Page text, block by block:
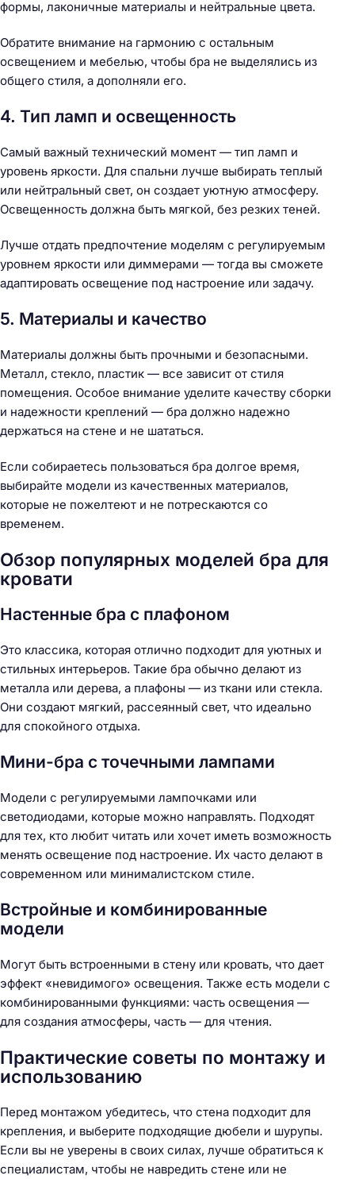
формы, лаконичные материалы и нейтральные цвета.
Обратите внимание на гармонию с остальным
освещением и мебелью, чтобы бра не выделялись из
общего стиля, а дополняли его.
4. Тип ламп и освещенность
Самый важный технический момент — тип ламп и
уровень яркости. Для спальни лучше выбирать теплый
или нейтральный свет, он создает уютную атмосферу.
Освещенность должна быть мягкой, без резких теней.
Лучше отдать предпочтение моделям с регулируемым
уровнем яркости или диммерами — тогда вы сможете
адаптировать освещение под настроение или задачу.
5. Материалы и качество
Материалы должны быть прочными и безопасными.
Металл, стекло, пластик — все зависит от стиля
помещения. Особое внимание уделите качеству сборки
и надежности креплений — бра должно надежно
держаться на стене и не шататься.
Если собираетесь пользоваться бра долгое время,
выбирайте модели из качественных материалов,
которые не пожелтеют и не потрескаются со
временем.
Обзор популярных моделей бра для
кровати
Настенные бра с плафоном
Это классика, которая отлично подходит для уютных и
стильных интерьеров. Такие бра обычно делают из
металла или дерева, а плафоны — из ткани или стекла.
Они создают мягкий, рассеянный свет, что идеально
для спокойного отдыха.
Мини-бра с точечными лампами
Модели с регулируемыми лампочками или
светодиодами, которые можно направлять. Подходят
для тех, кто любит читать или хочет иметь возможность
менять освещение под настроение. Их часто делают в
современном или минималистском стиле.
Встройные и комбинированные
модели
Могут быть встроенными в стену или кровать, что дает
эффект «невидимого» освещения. Также есть модели с
комбинированными функциями: часть освещения —
для создания атмосферы, часть — для чтения.
Практические советы по монтажу и
использованию
Перед монтажом убедитесь, что стена подходит для
крепления, и выберите подходящие дюбели и шурупы.
Если вы не уверены в своих силах, лучше обратиться к
специалистам, чтобы не навредить стене или не